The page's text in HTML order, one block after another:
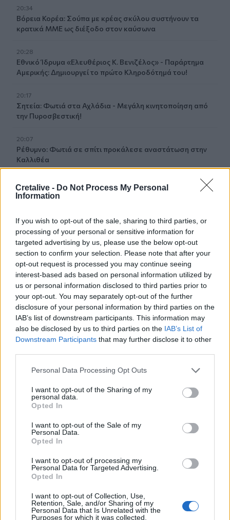
Cretalive - Do Not Process My Personal
Information
If you wish to opt-out of the sale, sharing to third parties, or
processing of your personal or sensitive information for
targeted advertising by us, please use the below opt-out
section to confirm your selection. Please note that after your
opt-out request is processed you may continue seeing
interest-based ads based on personal information utilized by
us or personal information disclosed to third parties prior to
your opt-out. You may separately opt-out of the further
disclosure of your personal information by third parties on the
IAB’s list of downstream participants. This information may
also be disclosed by us to third parties on the IAB’s List of
Downstream Participants that may further disclose it to other
Personal Data Processing Opt Outs
I want to opt-out of the Sharing of my
personal data.
Opted In
I want to opt-out of the Sale of my
Personal Data.
Opted In
I want to opt-out of processing my
Personal Data for Targeted Advertising.
Opted In
I want to opt-out of Collection, Use,
Retention, Sale, and/or Sharing of my
Personal Data that Is Unrelated with the
Purposes for which it was collected.
20:34
Βόρεια Κορέα: Σούπα με κρέας σκύλου συστήνουν τα
κρατικά ΜΜΕ ως διέξοδο στον καύσωνα
20:28
Εθνικό Ίδρυμα «Ελευθέριος Κ. Βενιζέλος» - Παράρτημα
Αμερικής: Δημιουργεί το πρώτο Κληροδότημά του!
20:17
Σητεία: Φωτιά στα Αχλάδια - Μεγάλη κινητοποίηση από
την Πυροσβεστική!
20:07
Ρέθυμνο: Φωτιά σε σπίτι προκάλεσε αναστάτωση στην
Καλλιθέα
Μαρούσι: Συνελήφθη 35χρονος με 106 συσκευασίες
19:55
Πάτρα: Θρήνος για μωράκι μόλις 8 ημερών –
Νοσηλευόταν στη ΜΕΘ Νεογνών
19:45
Καταβλήθηκαν 33.579.900 εκατ. ευρώ για την αγορά
λιπασμάτων
Καλοκαίρι 2026: Η Ευρώπη στις φλόγες - 5 εκατ.
στρέμματα στάχτη, από την Πορτογαλία έως την Κρήτη
(Βίντεο)
της αίθουσας χορού στον Λευκό Οίκο
Χανιά: Σχεδόν 1 εκατ. ευρώ από το Ταμείο Αλληλεγγύης
του Υπουργείου Μετανάστευσης και Ασύλου για
σχολικές υποδομές και δημόσιους χώρους